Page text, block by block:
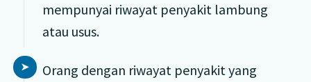
mempunyai riwayat penyakit lambung
atau usus.
Orang dengan riwayat penyakit yang